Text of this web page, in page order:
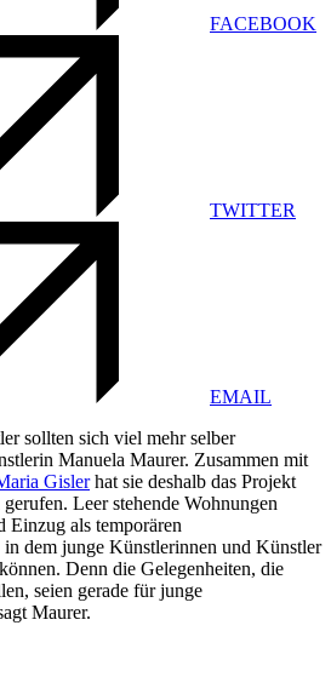
FACEBOOK
TWITTER
EMAIL
sollten sich viel mehr selber
Manuela Maurer. Zusammen mit
Gislerhat sie deshalb das Projekt
Leer stehende Wohnungen
Einzug als temporären
in dem junge Künstlerinnen und Künstler
Denn die Gelegenheiten, die
seien gerade für junge
Maurer.